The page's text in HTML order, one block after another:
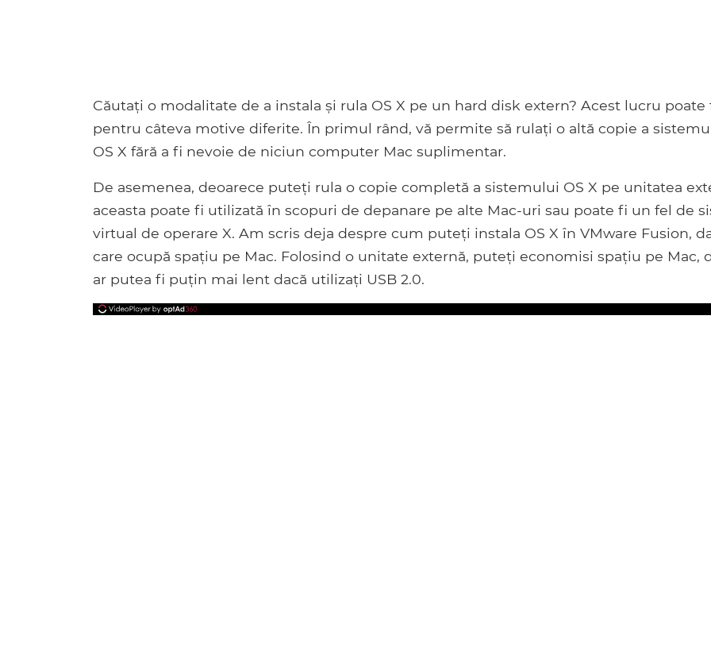
Căutați o modalitate de a instala și rula OS X pe un hard disk extern? Acest lucru
pentru câteva motive diferite. În primul rând, vă permite să rulați o altă copie a
OS X fără a fi nevoie de niciun computer Mac suplimentar.
De asemenea, deoarece puteți rula o copie completă a sistemului OS X pe unitatea
aceasta poate fi utilizată în scopuri de depanare pe alte Mac-uri sau poate fi un fel de
virtual de operare X. Am scris deja despre cum puteți instala OS X în VMware Fusion,
care ocupă spațiu pe Mac. Folosind o unitate externă, puteți economisi spațiu pe Mac,
ar putea fi puțin mai lent dacă utilizați USB 2.0.